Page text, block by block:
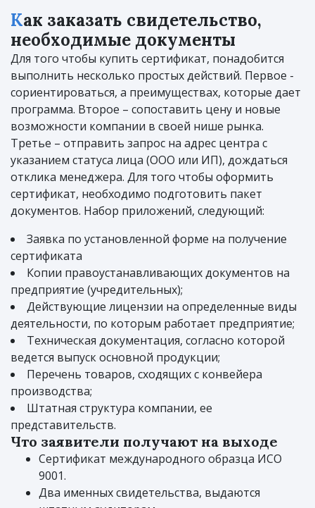
Как заказать свидетельство,
необходимые документы
Для того чтобы купить сертификат, понадобится
выполнить несколько простых действий. Первое -
сориентироваться, а преимуществах, которые дает
программа. Второе – сопоставить цену и новые
возможности компании в своей нише рынка.
Третье – отправить запрос на адрес центра с
указанием статуса лица (ООО или ИП), дождаться
отклика менеджера. Для того чтобы оформить
сертификат, необходимо подготовить пакет
документов. Набор приложений, следующий:
Заявка по установленной форме на получение
сертификата
Копии правоустанавливающих документов на
предприятие (учредительных);
Действующие лицензии на определенные виды
деятельности, по которым работает предприятие;
Техническая документация, согласно которой
ведется выпуск основной продукции;
Перечень товаров, сходящих с конвейера
производства;
Штатная структура компании, ее
представительств.
Что заявители получают на выходе
Сертификат международного образца ИСО
9001.
Два именных свидетельства, выдаются